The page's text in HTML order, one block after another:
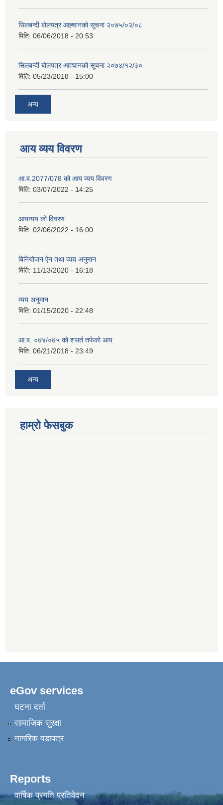
सिलबन्दी बोलपत्र आह्‍वानको सूचना २०७५/०२/०८
मिति: 06/06/2018 - 20:53
सिलबन्दी बोलपत्र आह्‍वानको सूचना २०७४/१२/३०
मिति: 05/23/2018 - 15:00
अन्य
आय व्यय विवरण
आ.व.2077/078 को आय व्यय विवरण
मिति: 03/07/2022 - 14:25
आयव्यय को विवरण
मिति: 02/06/2022 - 16:00
बिनियोजन ऐन तथा व्यय अनुमान
मिति: 11/13/2020 - 16:18
व्यय अनुमान
मिति: 01/15/2020 - 22:48
आ.ब. ०७४/०७५ को शसर्त तर्फको आय
मिति: 06/21/2018 - 23:49
अन्य
हाम्रो फेसबुक
eGov services
घटना दर्ता
सामाजिक सुरक्षा
नागरिक वडापत्र
Reports
वार्षिक प्रगति प्रतिवेदन